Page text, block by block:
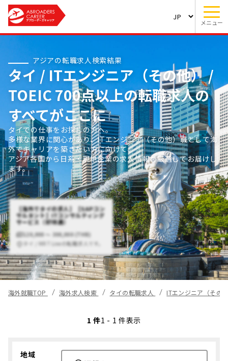
メニュー
アジアの転職求人検索結果
タイ / ITエンジニア（その他） /
TOEIC 700点以上の転職求人の
すべてがここに
タイでの仕事をお探しの方へ。
多様な業界に関心があり、ITエンジニア（その他）職として海
外でキャリアを築きたい方に向けて、
アジア各国から日系・現地企業の求人情報を厳選してお届けし
ます。
【海外でタイの求人】【SAPコン
サルタント】ITコンサルティング
サービス（好待遇）
120,000 〜 300,000 (THB)
タイ / MRT Lineの転職求人です。
海外就職TOP 海外求人検索 タイの転職求人 ITエンジニア（その
1 件1 - 1 件表示
地域